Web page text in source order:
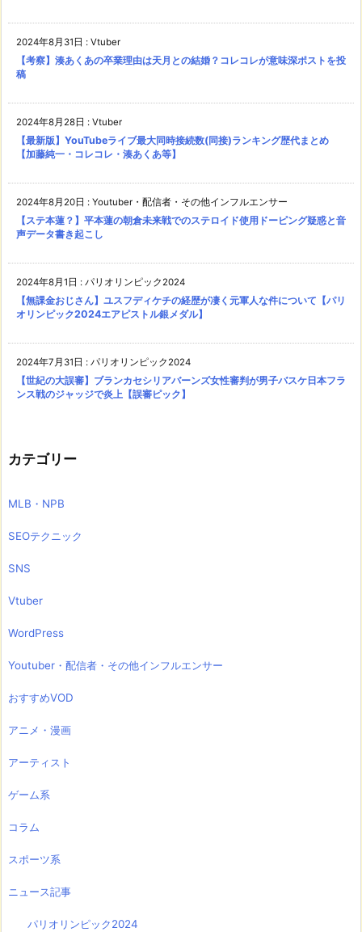
2024年8月31日 : Vtuber
【考察】湊あくあの卒業理由は天月との結婚？コレコレが意味深ポストを投
稿
2024年8月28日 : Vtuber
【最新版】YouTubeライブ最大同時接続数(同接)ランキング歴代まとめ
【加藤純一・コレコレ・湊あくあ等】
2024年8月20日 : Youtuber・配信者・その他インフルエンサー
【ステ本蓮？】平本蓮の朝倉未来戦でのステロイド使用ドーピング疑惑と音
声データ書き起こし
2024年8月1日 : パリオリンピック2024
【無課金おじさん】ユスフディケチの経歴が凄く元軍人な件について【パリ
オリンピック2024エアピストル銀メダル】
2024年7月31日 : パリオリンピック2024
【世紀の大誤審】ブランカセシリアバーンズ女性審判が男子バスケ日本フラ
ンス戦のジャッジで炎上【誤審ピック】
カテゴリー
MLB・NPB
SEOテクニック
SNS
Vtuber
WordPress
Youtuber・配信者・その他インフルエンサー
おすすめVOD
アニメ・漫画
アーティスト
ゲーム系
コラム
スポーツ系
ニュース記事
パリオリンピック2024